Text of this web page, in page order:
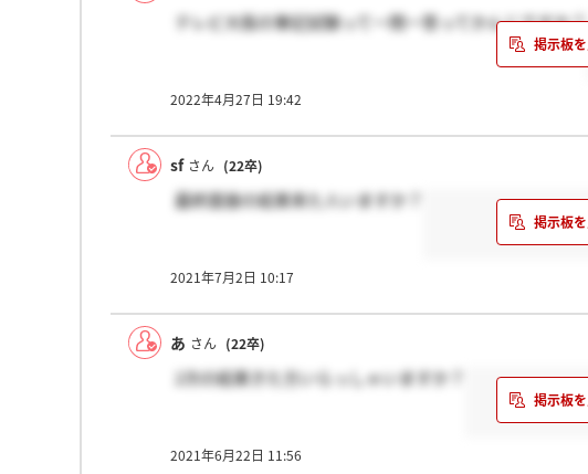
テレビ大阪の筆記試験って一問一答ってかんじですか？
2022年4月27日 19:42
sf さん (22卒)
最終面接の結果来た人いますか？
2021年7月2日 10:17
あ さん (22卒)
2次の結果きた方いらっしゃいますか？
2021年6月22日 11:56